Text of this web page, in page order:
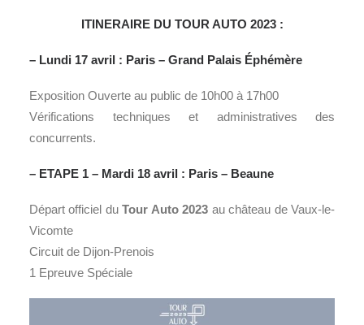
ITINERAIRE DU TOUR AUTO 2023 :
– Lundi 17 avril : Paris – Grand Palais Éphémère
Exposition Ouverte au public de 10h00 à 17h00
Vérifications techniques et administratives des
concurrents.
– ETAPE 1 – Mardi 18 avril : Paris – Beaune
Départ officiel duTour Auto 2023 au château de Vaux-le-
Vicomte
Circuit de Dijon-Prenois
1 Epreuve Spéciale